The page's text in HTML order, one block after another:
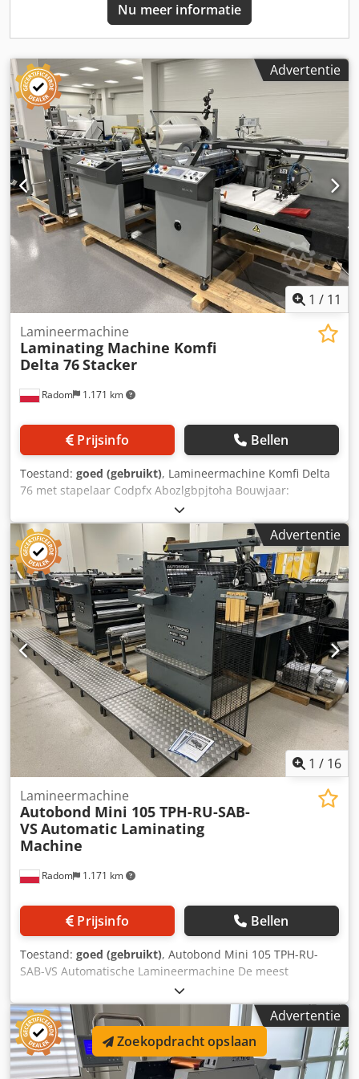
handmatig – Temperatuurregeling: digitaal – Netspanning:
Nu meer informatie
Advertentie
1 / 11
Radom 1.171 km
Lamineermachine
Laminating Machine Komfi
Delta 76Stacker
Prijsinfo Bellen
Toestand: goed (gebruikt), Lamineermachine Komfi Delta
76 met stapelaar Codpfx Abozlgbpjtoha Bouwjaar:
2016/2017. De machine is 100% operationeel en direct
inzetbaar. Dit is een geavanceerde, high-performance
machine, ideaal voor commercieel lamineren. De machine
verkeert in zeer goede staat en is klaar voor productie.
Technische specificaties: Max. velgrootte: 760mm x
1120mm Min. velgrootte: 300mm x 220mm Min.
grammage: 115 gsm Max. grammage: 600 gsm
Bedrijfstemperatuur: 80-145°C Max. werksnelheid:
35m/min Ingebouwde Becker compressor Gewicht: 2800kg
Voedingsspanning: 380V Extra luchtaansluiting: 6 bar
Stroomverbruik: 18kW Pneumatische klem, scheiding en
automatische invoer vanaf hoge stapel, automatische
stapelaar. Touchpanel voor eenvoudige bediening.
Velrechthouder module. Gereedschapsset en folie
Advertentie
1 / 16
Radom 1.171 km
Lamineermachine
Autobond Mini 105 TPH-RU-SAB-
VSAutomatic Laminating
Machine
Prijsinfo Bellen
Toestand: goed (gebruikt), Autobond Mini 105 TPH-RU-
SAB-VS Automatische Lamineermachine De meest
efficiënte machine op de markt, van een gerenommeerde
fabrikant. Deze geavanceerde machine biedt uitstekende
prestaties dankzij een externe thermostaat voor
temperatuurregeling. Geproduceerd in Groot-Brittannië.
Technische specificaties: Maximale velgrootte: 1060 mm x
1060 mm Minimale velgrootte: 320 mm x 285 mm Minimale
Advertentie
Zoekopdracht opslaan